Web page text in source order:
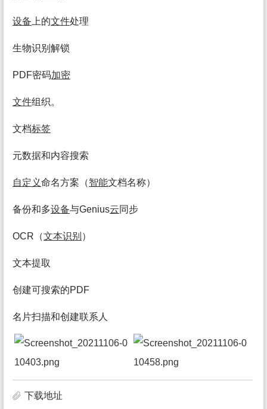
设备 上的文件处理
生物识别解锁
PDF密码加密
文件组织。
文档标签
元数据和内容搜索
自定义命名方案（智能文档名称）
备份和多设备与Genius云同步
OCR（文本识别 ）
文本提取
创建可搜索的PDF
名片扫描和创建联系人
下载地址